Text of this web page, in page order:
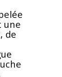
une
de